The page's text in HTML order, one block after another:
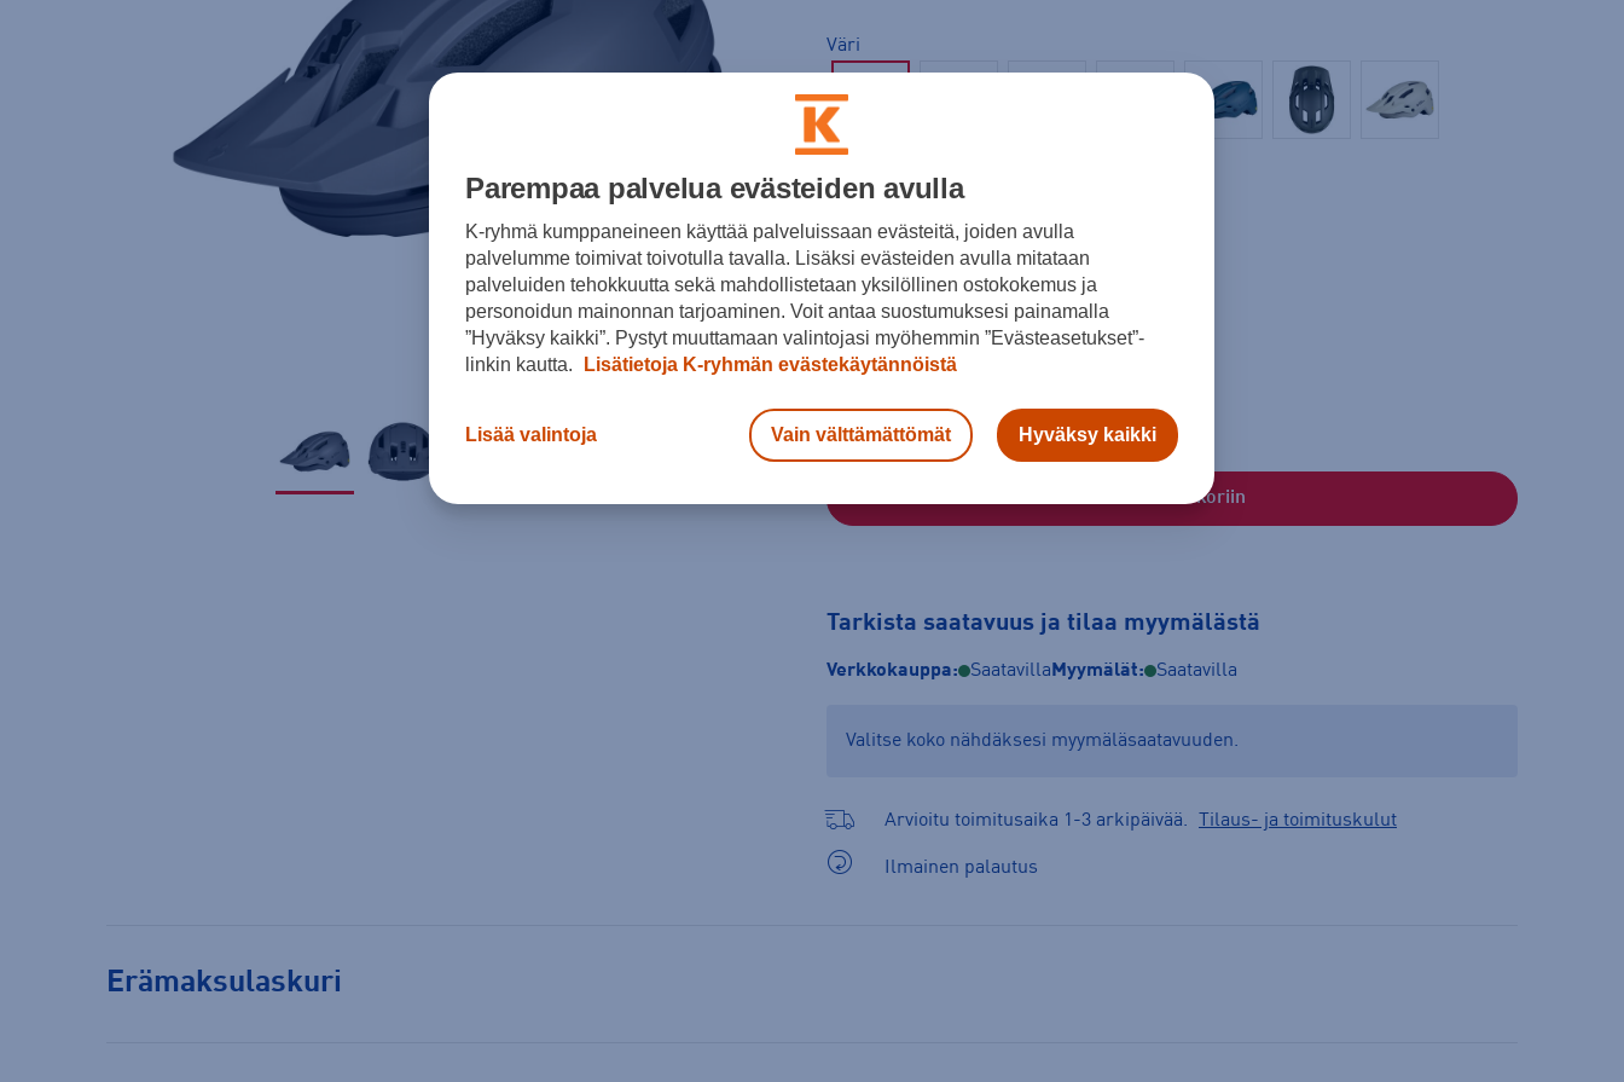
Väri
Koko
M/L S/M L/XL
Lisää ostoskoriin
Tarkista saatavuus ja tilaa myymälästä
Verkkokauppa: Saatavilla Myymälät: Saatavilla
Valitse koko nähdäksesi myymäläsaatavuuden.
Arvioitu toimitusaika 1-3 arkipäivää. Tilaus- ja toimituskulut
Ilmainen palautus
Erämaksulaskuri
Parempaa palvelua evästeiden avulla
K-ryhmä kumppaneineen käyttää palveluissaan evästeitä, joiden avulla
palvelumme toimivat toivotulla tavalla. Lisäksi evästeiden avulla mitataan
palveluiden tehokkuutta sekä mahdollistetaan yksilöllinen ostokokemus ja
personoidun mainonnan tarjoaminen. Voit antaa suostumuksesi painamalla
”Hyväksy kaikki”. Pystyt muuttamaan valintojasi myöhemmin ”Evästeasetukset”-
linkin kautta.
Lisätietoja K-ryhmän evästekäytännöistä
Lisää valintoja Vain välttämättömät Hyväksy kaikki